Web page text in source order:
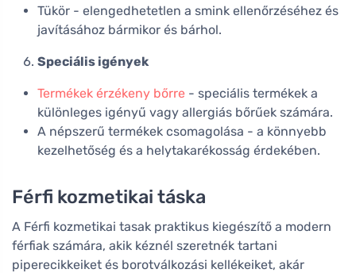
Tükör - elengedhetetlen a smink ellenőrzéséhez és
javításához bármikor és bárhol.
Speciális igények
Termékek érzékeny bőrre - speciális termékek a
különleges igényű vagy allergiás bőrűek számára.
A népszerű termékek csomagolása - a könnyebb
kezelhetőség és a helytakarékosság érdekében.
Férfi kozmetikai táska
A Férfi kozmetikai tasak praktikus kiegészítő a modern
férfiak számára, akik kéznél szeretnék tartani
piperecikkeiket és borotválkozási kellékeiket, akár